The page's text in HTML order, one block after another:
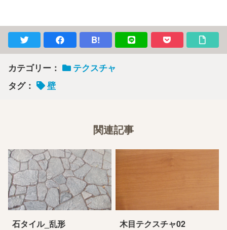
B!
カテゴリー：
テクスチャ
タグ：
壁
関連記事
石タイル_乱形 木目テクスチャ02